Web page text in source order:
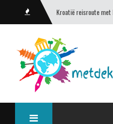
Kroatië reisroute met